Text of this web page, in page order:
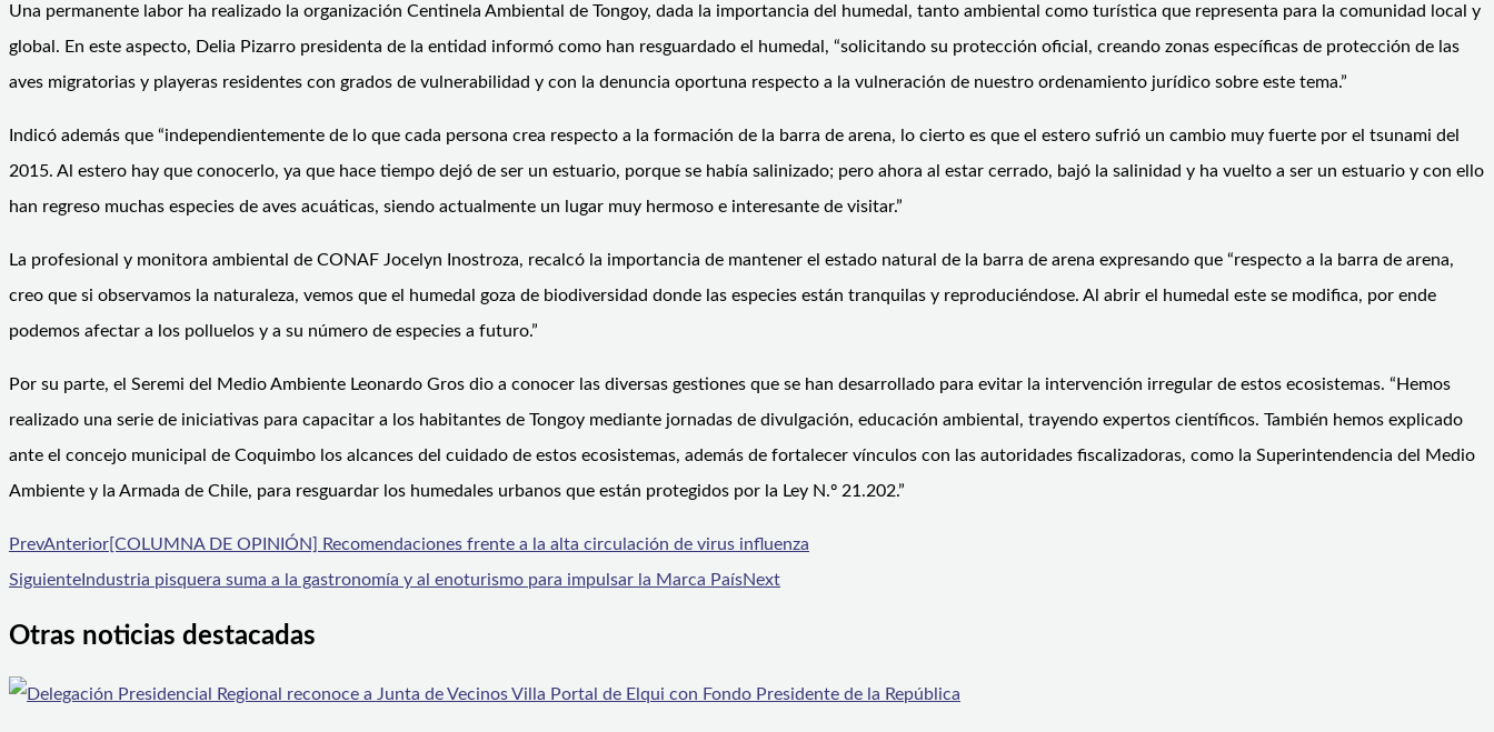
Una permanente labor ha realizado la organización Centinela Ambiental de Tongoy, dada la importancia del humedal, tanto ambiental como turística que representa para la comunidad local y
global. En este aspecto, Delia Pizarro presidenta de la entidad informó como han resguardado el humedal, “solicitando su protección oficial, creando zonas específicas de protección de las
aves migratorias y playeras residentes con grados de vulnerabilidad y con la denuncia oportuna respecto a la vulneración de nuestro ordenamiento jurídico sobre este tema.”
Indicó además que “independientemente de lo que cada persona crea respecto a la formación de la barra de arena, lo cierto es que el estero sufrió un cambio muy fuerte por el tsunami del
2015. Al estero hay que conocerlo, ya que hace tiempo dejó de ser un estuario, porque se había salinizado; pero ahora al estar cerrado, bajó la salinidad y ha vuelto a ser un estuario y con ello
han regreso muchas especies de aves acuáticas, siendo actualmente un lugar muy hermoso e interesante de visitar.”
La profesional y monitora ambiental de CONAF Jocelyn Inostroza, recalcó la importancia de mantener el estado natural de la barra de arena expresando que “respecto a la barra de arena,
creo que si observamos la naturaleza, vemos que el humedal goza de biodiversidad donde las especies están tranquilas y reproduciéndose. Al abrir el humedal este se modifica, por ende
podemos afectar a los polluelos y a su número de especies a futuro.”
Por su parte, el Seremi del Medio Ambiente Leonardo Gros dio a conocer las diversas gestiones que se han desarrollado para evitar la intervención irregular de estos ecosistemas. “Hemos
realizado una serie de iniciativas para capacitar a los habitantes de Tongoy mediante jornadas de divulgación, educación ambiental, trayendo expertos científicos. También hemos explicado
ante el concejo municipal de Coquimbo los alcances del cuidado de estos ecosistemas, además de fortalecer vínculos con las autoridades fiscalizadoras, como la Superintendencia del Medio
Ambiente y la Armada de Chile, para resguardar los humedales urbanos que están protegidos por la Ley N.º 21.202.”
PrevAnterior[COLUMNA DE OPINIÓN] Recomendaciones frente a la alta circulación de virus influenza
Siguiente Industria pisquera suma a la gastronomía y al enoturismo para impulsar la Marca PaísNext
Otras noticias destacadas